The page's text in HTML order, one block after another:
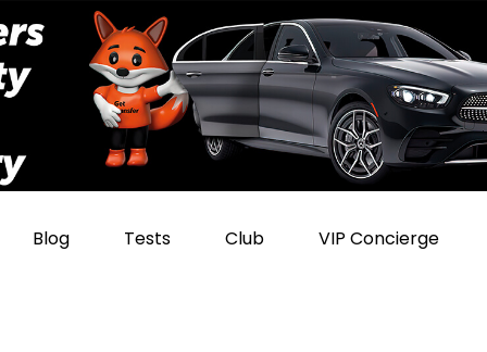
Blog Tests Club VIP Concierge